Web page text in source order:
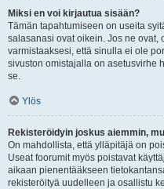
Miksi en voi kirjautua sisään?
Tämän tapahtumiseen on useita
salasanasi ovat oikein. Jos ne ovat,
varmistaaksesi, että sinulla ei ole
sivuston omistajalla on asetusvirhe
se.
Ylös
Rekisteröidyin joskus aiemmin,
On mahdollista, että ylläpitäjä on
Useat foorumit myös poistavat
aikaan pienentääkseen
rekisteröityä uudelleen ja osallistu